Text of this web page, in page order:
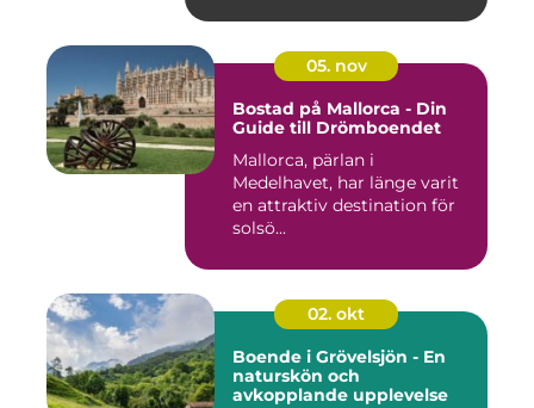
05. nov
Bostad på Mallorca - Din
Guide till Drömboendet
Mallorca, pärlan i
Medelhavet, har länge varit
en attraktiv destination för
solsö...
02. okt
Boende i Grövelsjön - En
naturskön och
avkopplande upplevelse